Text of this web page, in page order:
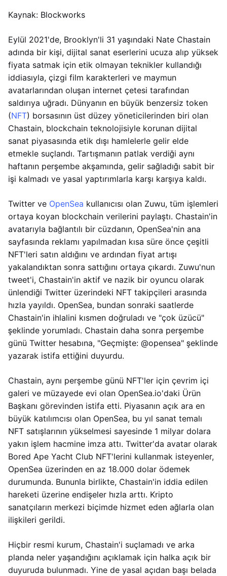
Kaynak: Blockworks
Eylül 2021'de, Brooklyn'li 31 yaşındaki Nate Chastain
adında bir kişi, dijital sanat eserlerini ucuza alıp yüksek
fiyata satmak için etik olmayan teknikler kullandığı
iddiasıyla, çizgi film karakterleri ve maymun
avatarlarından oluşan internet çetesi tarafından
saldırıya uğradı. Dünyanın en büyük benzersiz token
(NFT) borsasının üst düzey yöneticilerinden biri olan
Chastain, blockchain teknolojisiyle korunan dijital
sanat piyasasında etik dışı hamlelerle gelir elde
etmekle suçlandı. Tartışmanın patlak verdiği aynı
haftanın perşembe akşamında, gelir sağladığı sabit bir
işi kalmadı ve yasal yaptırımlarla karşı karşıya kaldı.
Twitter ve OpenSea kullanıcısı olan Zuwu, tüm işlemleri
ortaya koyan blockchain verilerini paylaştı. Chastain'in
avatarıyla bağlantılı bir cüzdanın, OpenSea'nin ana
sayfasında reklamı yapılmadan kısa süre önce çeşitli
NFT'leri satın aldığını ve ardından fiyat artışı
yakalandıktan sonra sattığını ortaya çıkardı. Zuwu'nun
tweet'i, Chastain'in aktif ve nazik bir oyuncu olarak
ünlendiği Twitter üzerindeki NFT takipçileri arasında
hızla yayıldı. OpenSea, bundan sonraki saatlerde
Chastain'in ihlalini kısmen doğruladı ve "çok üzücü"
şeklinde yorumladı. Chastain daha sonra perşembe
günü Twitter hesabına, "Geçmişte: @opensea" şeklinde
yazarak istifa ettiğini duyurdu.
Chastain, aynı perşembe günü NFT'ler için çevrim içi
galeri ve müzayede evi olan OpenSea.io'daki Ürün
Başkanı görevinden istifa etti. Piyasanın açık ara en
büyük katılımcısı olan OpenSea, bu yıl sanat temalı
NFT satışlarının yükselmesi sayesinde 1 milyar dolara
yakın işlem hacmine imza attı. Twitter'da avatar olarak
Bored Ape Yacht Club NFT'lerini kullanmak isteyenler,
OpenSea üzerinden en az 18.000 dolar ödemek
durumunda. Bununla birlikte, Chastain'in iddia edilen
hareketi üzerine endişeler hızla arttı. Kripto
sanatçıların merkezi biçimde hizmet eden ağlarla olan
ilişkileri gerildi.
Hiçbir resmi kurum, Chastain'i suçlamadı ve arka
planda neler yaşandığını açıklamak için halka açık bir
duyuruda bulunmadı. Yine de yasal açıdan başı belada